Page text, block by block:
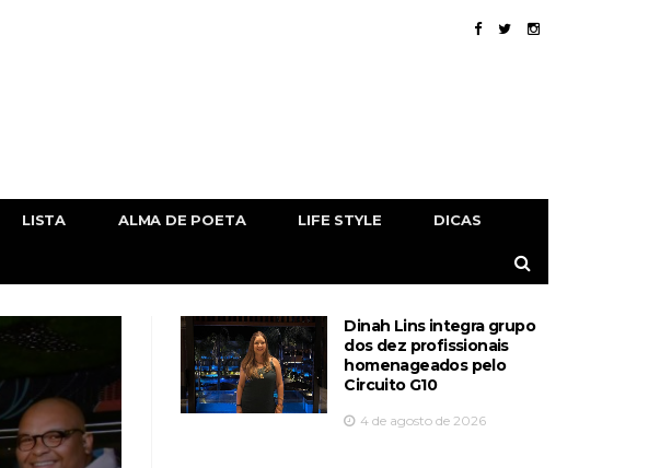
LISTA ALMA DE POETA LIFE STYLE DICAS
Dinah Lins integra grupo
dos dez profissionais
homenageados pelo
Circuito G10
4 de agosto de 2026